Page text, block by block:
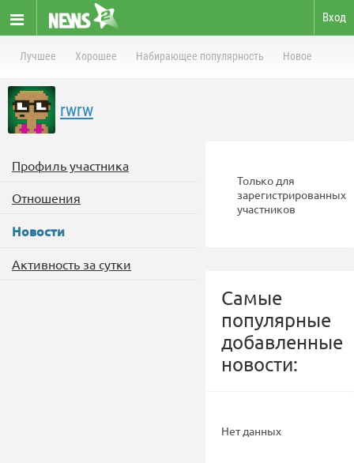
Вход
Лучшее Хорошее Набирающее популярность Новое
rwrw
Профиль участника
Отношения
Новости
Активность за сутки
Только для
зарегистрированных
участников
Самые
популярные
добавленные
новости:
Нет данных